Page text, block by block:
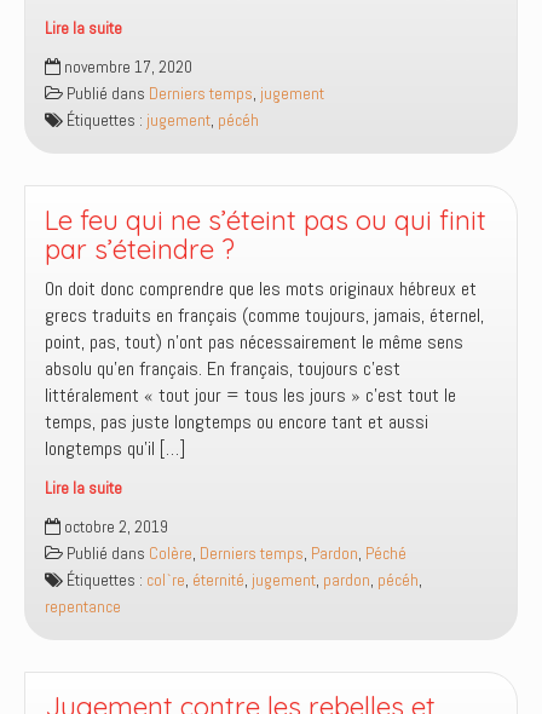
Lire la suite
Quand
on
lit
que
va
juger
des
gens,
est-
ce
à
dire
nécessairement
qu’il
va
les
à
aller
en
enfer
novembre 17, 2020
Publié dans Derniers temps, jugement
Étiquettes : jugement, pécéh
Le feu qui ne s’éteint pas ou qui finit
par s’éteindre ?
On doit donc comprendre que les mots originaux hébreux et
grecs traduits en français (comme toujours, jamais, éternel,
point, pas, tout) n’ont pas nécessairement le même sens
absolu qu’en français. En français, toujours c’est
littéralement « tout jour = tous les jours » c’est tout le
temps, pas juste longtemps ou encore tant et aussi
longtemps qu’il […]
Lire la suite
Le
feu
qui
ne
s’éteint
ou
qui
octobre 2, 2019
Publié dans Colère, Derniers temps, Pardon, Péché
Étiquettes : col`re, éternité, jugement, pardon, pécéh,
repentance
Jugement contre les rebelles et